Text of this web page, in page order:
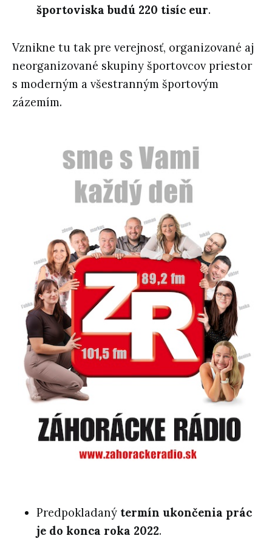
športoviska budú 220 tisíc eur.
Vznikne tu tak pre verejnosť, organizované aj
neorganizované skupiny športovcov priestor
s moderným a všestranným športovým
zázemím.
Predpokladaný termín ukončenia prác
je do konca roka 2022.